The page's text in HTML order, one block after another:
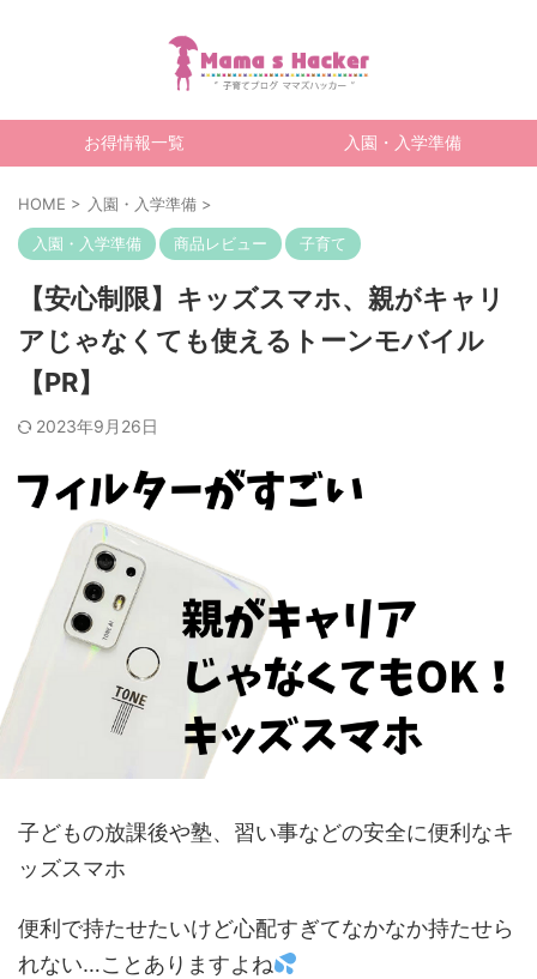
お得情報一覧 入園・入学準備
HOME > 入園・入学準備 >
入園・入学準備 商品レビュー 子育て
【安心制限】キッズスマホ、親がキャリ
アじゃなくても使えるトーンモバイル
【PR】
2023年9月26日
子どもの放課後や塾、習い事などの安全に便利なキ
ッズスマホ
便利で持たせたいけど心配すぎてなかなか持たせら
れない…ことありますよね